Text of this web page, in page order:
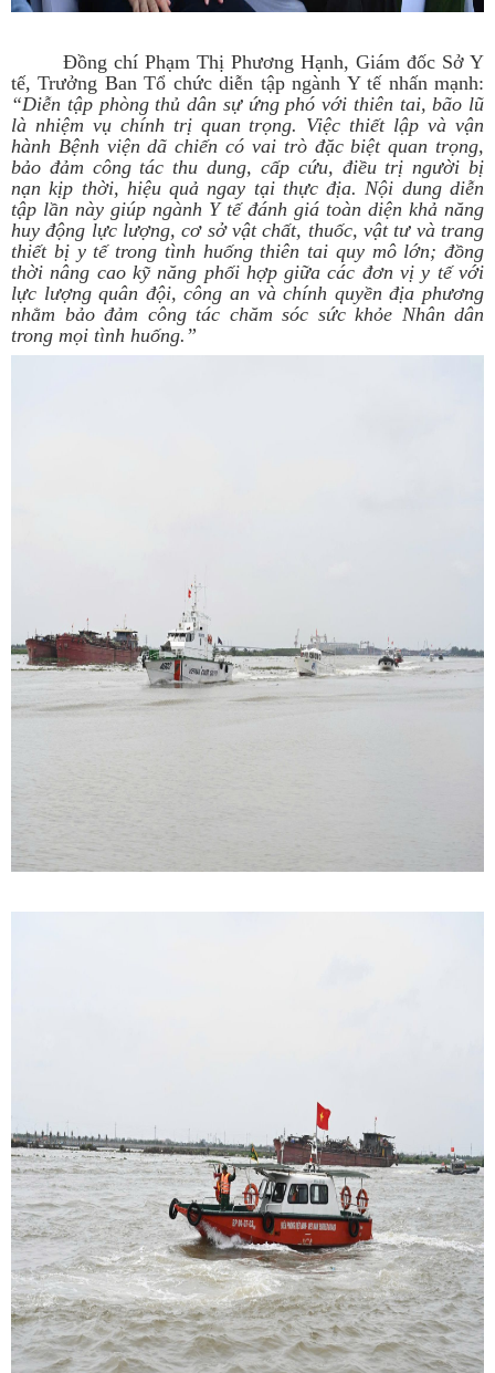
Đồng chí Phạm Thị Phương Hạnh, Giám đốc Sở Y
tế, Trưởng Ban Tổ chức diễn tập ngành Y tế nhấn mạnh:
“Diễn tập phòng thủ dân sự ứng phó với thiên tai, bão lũ
là nhiệm vụ chính trị quan trọng. Việc thiết lập và vận
hành Bệnh viện dã chiến có vai trò đặc biệt quan trọng,
bảo đảm công tác thu dung, cấp cứu, điều trị người bị
nạn kịp thời, hiệu quả ngay tại thực địa. Nội dung diễn
tập lần này giúp ngành Y tế đánh giá toàn diện khả năng
huy động lực lượng, cơ sở vật chất, thuốc, vật tư và trang
thiết bị y tế trong tình huống thiên tai quy mô lớn; đồng
thời nâng cao kỹ năng phối hợp giữa các đơn vị y tế với
lực lượng quân đội, công an và chính quyền địa phương
nhằm bảo đảm công tác chăm sóc sức khỏe Nhân dân
trong mọi tình huống.”